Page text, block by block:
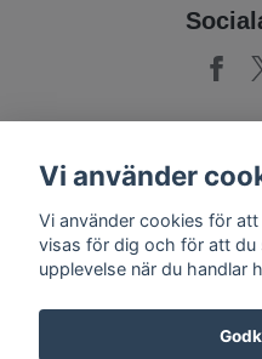
Vi använder
Vi använder cookies för
visas för dig och för att du
upplevelse när du handlar